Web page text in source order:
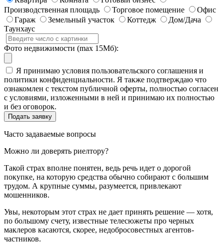
Производственная площадь
Торговое помещение
Офис
Гараж
Земельный участок Коттедж
Дом/Дача
Таунхаус
Фото недвижимости (max 15Мб):
Я принимаю условия пользовательского соглашения и
политики конфиденциальности. Я также подтверждаю что
ознакомлен с текстом публичной оферты, полностью согласен
с условиями, изложенными в ней и принимаю их полностью
и без оговорок.
Часто задаваемые вопросы
Можно ли доверять риелтору?
Такой страх вполне понятен, ведь речь идет о дорогой
покупке, на которую средства обычно собирают с большим
трудом. А крупные суммы, разумеется, привлекают
мошенников.
Увы, некоторым этот страх не дает принять решение — хотя,
по большому счету, известные телесюжеты про черных
маклеров касаются, скорее, недобросовестных агентов-
частников.